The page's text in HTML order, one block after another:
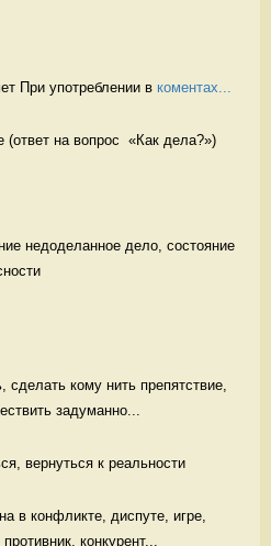
При употреблении в коментах...
(ответ на вопрос  «Как дела?»)
недоделанное дело, состояние
сделать кому нить препятствие,
задуманно...
вернуться к реальности
в конфликте, диспуте, игре,
конкурент...